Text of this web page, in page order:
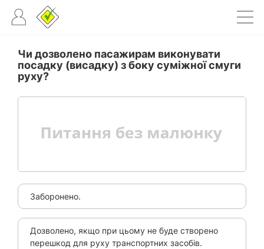
Чи дозволено пасажирам виконувати
посадку (висадку) з боку суміжної смуги
руху?
Заборонено.
Дозволено, якщо при цьому не буде створено
перешкод для руху транспортних засобів.